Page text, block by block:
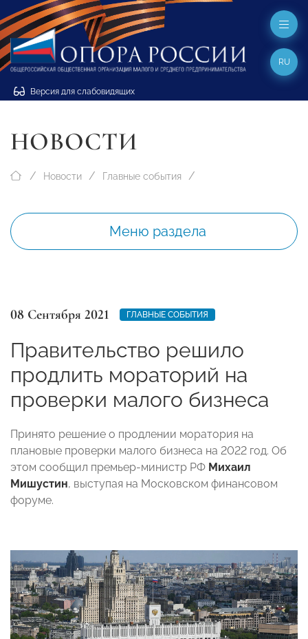
Версия для слабовидящих
RU
НОВОСТИ
Новости Главные события
Меню раздела
08 Сентября 2021 ГЛАВНЫЕ СОБЫТИЯ
Правительство решило
продлить мораторий на
проверки малого бизнеса
Принято решение о продлении моратория на
плановые проверки малого бизнеса на 2022 год. Об
этом сообщил премьер-министр РФ Михаил
Мишустин, выступая на Московском финансовом
форуме.